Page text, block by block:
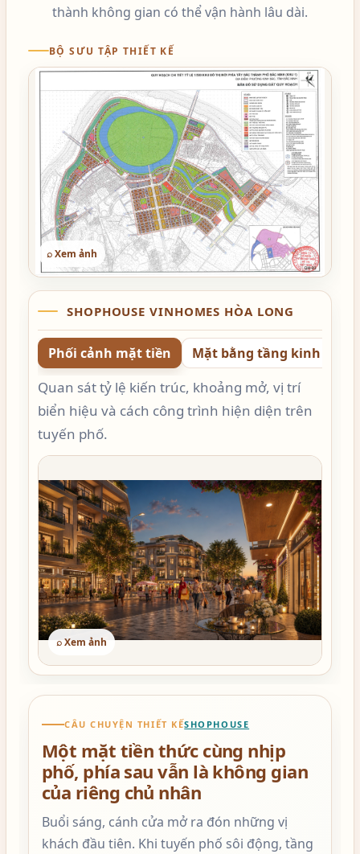
thành không gian có thể vận hành lâu dài.
BỘ SƯU TẬP THIẾT KẾ
⌕ Xem ảnh
SHOPHOUSE VINHOMES HÒA LONG
Phối cảnh mặt tiền Mặt bằng tầng kinh
Quan sát tỷ lệ kiến trúc, khoảng mở, vị trí
biển hiệu và cách công trình hiện diện trên
tuyến phố.
⌕ Xem ảnh
CÂU CHUYỆN THIẾT KẾSHOPHOUSE
Một mặt tiền thức cùng nhịp
phố, phía sau vẫn là không gian
của riêng chủ nhân
Buổi sáng, cánh cửa mở ra đón những vị
khách đầu tiên. Khi tuyến phố sôi động, tầng